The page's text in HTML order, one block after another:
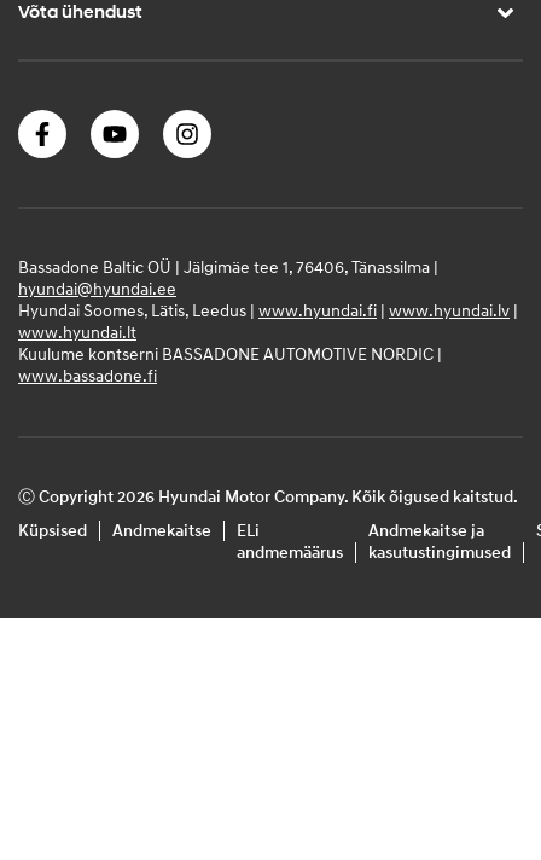
Võta ühendust
Bassadone Baltic OÜ | Jälgimäe tee 1, 76406, Tänassilma |
hyundai@hyundai.ee
Hyundai Soomes, Lätis, Leedus | www.hyundai.fi | www.hyundai.lv |
www.hyundai.lt
Kuulume kontserni BASSADONE AUTOMOTIVE NORDIC |
www.bassadone.fi
Ⓒ Copyright 2026 Hyundai Motor Company. Kõik õigused kaitstud.
Küpsised
Andmekaitse
ELi
andmemäärus
Andmekaitse ja
kasutustingimused